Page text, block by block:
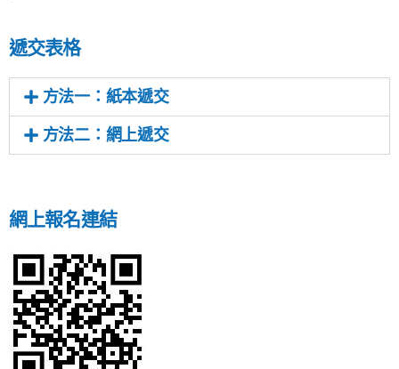
遞交表格
方法一：紙本遞交
方法二：網上遞交
網上報名連結